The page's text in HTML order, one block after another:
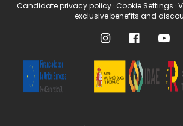
Candidate privacy policy·Cookie Settings ·
exclusive benefits and